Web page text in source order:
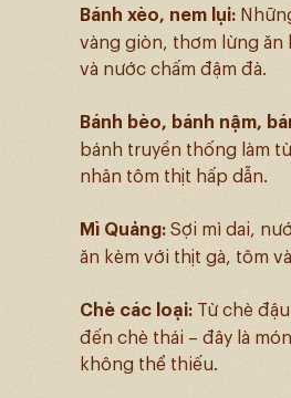
Bánh xèo, nem lụi:
vàng giòn, thơm lừng ăn
và nước chấm đậm đà.
Bánh bèo, bánh nậm,
bánh truyền thống làm
nhân tôm thịt hấp dẫn.
Mì Quảng:Sợi mì dai,
ăn kèm với thịt gà, tôm
Chè các loại: Từ chè
đến chè thái – đây là
không thể thiếu.